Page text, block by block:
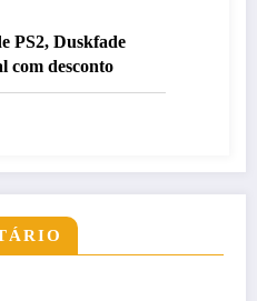
PS2, Duskfade
com desconto